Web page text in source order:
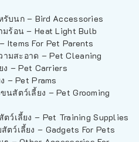
รับนก – Bird Accessories
ร้อน – Heat Light Bulb
Items For Pet Parents
มสะอาด – Pet Cleaning
ง – Pet Carriers
– Pet Prams
สัตว์เลี้ยง – Pet Grooming
ว์เลี้ยง – Pet Training Supplies
ตว์เลี้ยง – Gadgets For Pets